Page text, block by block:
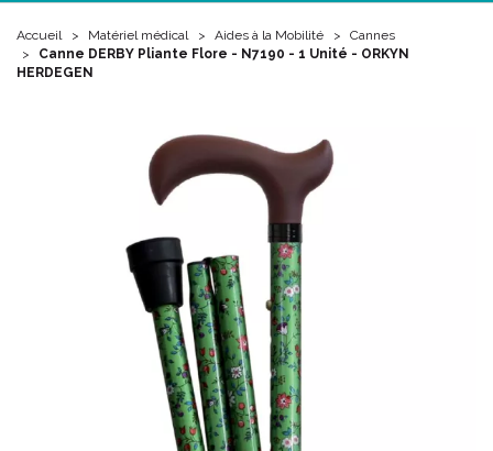
Accueil Matériel médical Aides à la Mobilité
Cannes
Canne DERBY Pliante Flore - N7190 - 1 Unité - ORKYN
HERDEGEN